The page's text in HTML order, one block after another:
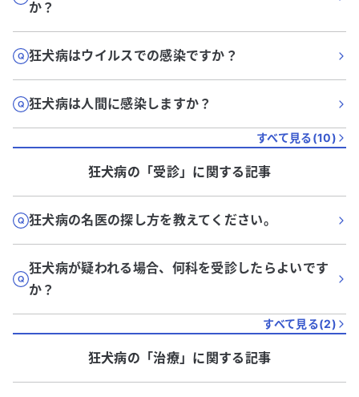
か？
狂犬病はウイルスでの感染ですか？
狂犬病は人間に感染しますか？
すべて見る(10)
狂犬病の「受診」に関する記事
狂犬病の名医の探し方を教えてください。
狂犬病が疑われる場合、何科を受診したらよいです
か？
すべて見る(2)
狂犬病の「治療」に関する記事